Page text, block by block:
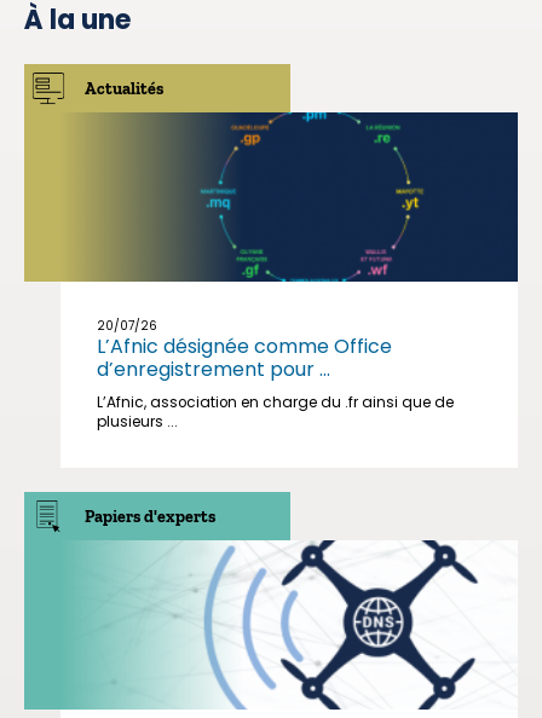
À la une
Actualités
20/07/26
L’Afnic désignée comme Office
d’enregistrement pour ...
L’Afnic, association en charge du .fr ainsi que de
plusieurs ...
Papiers d'experts